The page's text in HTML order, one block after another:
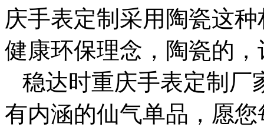
庆手表定制采用陶瓷这
健康环保理念，陶瓷的
稳达时重庆手表定制厂
有内涵的仙气单品，愿